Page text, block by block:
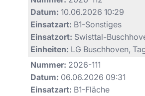
Datum: 10.06.2026 10:29
Einsatzart: B1-Sonstiges
Einsatzort: Swisttal-
Einheiten: LG Buschhoven,
Nummer: 2026-111
Datum: 06.06.2026 09:31
Einsatzart: B1-Fläche